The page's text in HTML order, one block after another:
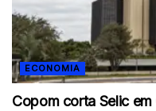
ECONOMIA
Copom corta Selic